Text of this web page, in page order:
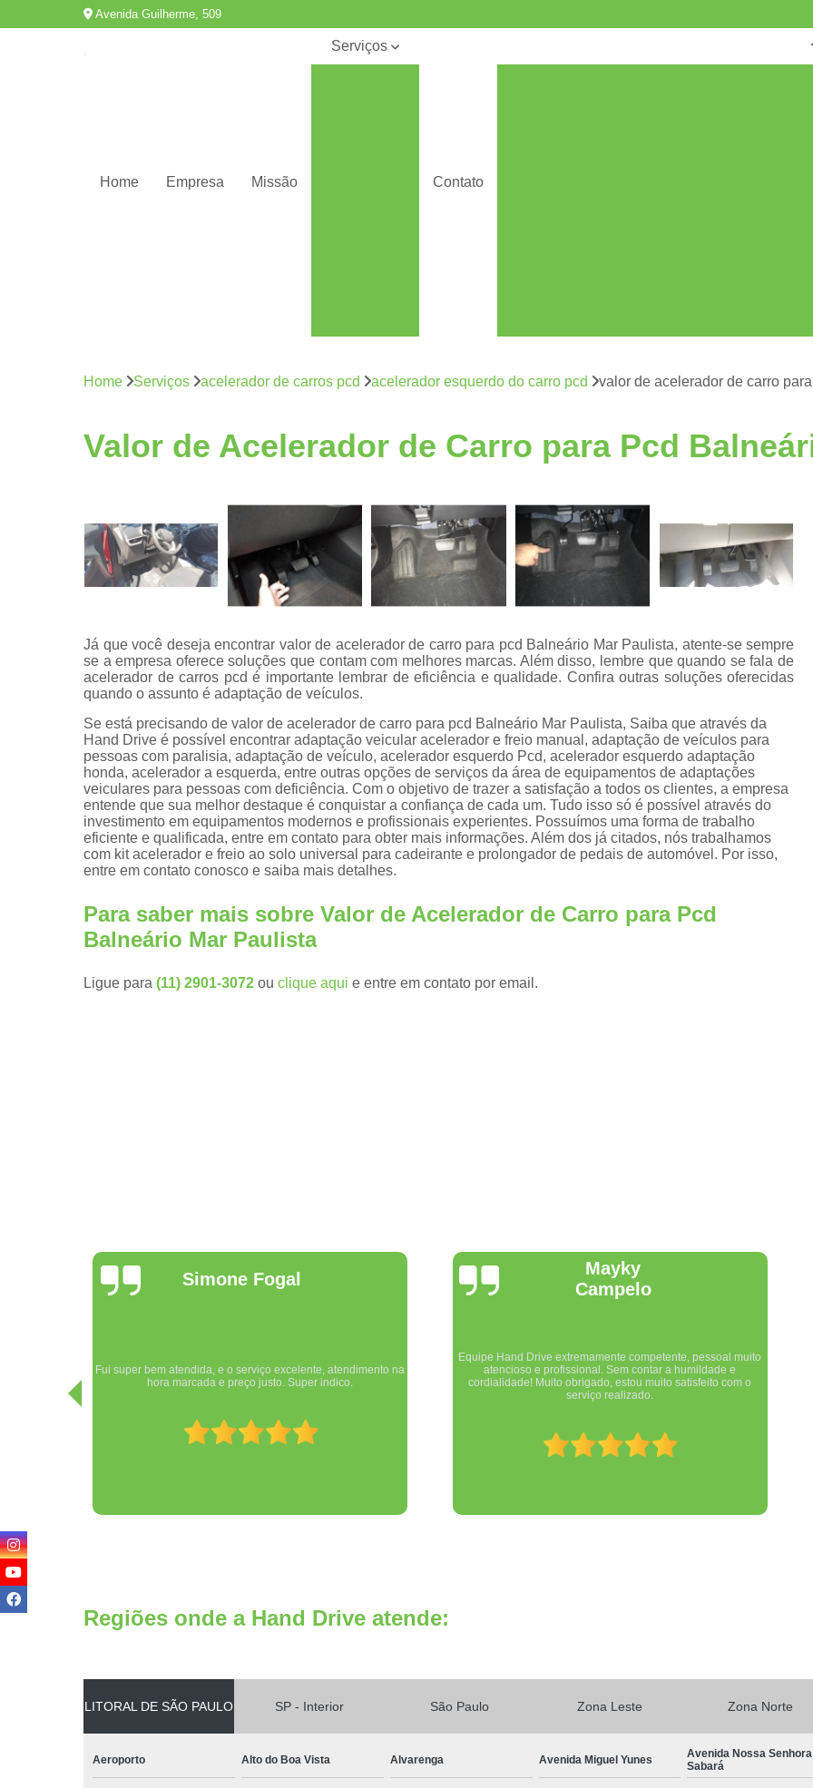
Avenida Guilherme, 509
Home Empresa Missão
Serviços
pcd
de veículos
Bancos
Câmeras de
Centrais de
multimídia
Central de
Central
multimídias
volante pcd
Comprar kit
aceleradores
e freios
manuais
Embreagens
eletrônicas
e freios
subida de
Contato
Acelerador e Freio Manual Solo
Acelerador a Esquerda
Acelerador a
Acelerador Esquerdo para Auto Escola
Acelerador Esquerdo Pcd
Acelerador Lado Esquerdo Adaptação
Acelerador Pedal Lado
Acessórios de Automotivos Pcd
Acessórios em Automotivos Pcd
Acessórios para Veículos Pcd
Adaptação de Veículo para Cadeirante
Adaptação de Veículos Cadeirantes
Adaptação de Veículos para Cadeirantes
Adaptação de
Adaptação de Veículos para
Adaptação de Veículos
Adaptação de Veículos para Pessoas com
Adaptação Veicular Acelerador e Freio Manual
Banco Giratório para Automóvel
Banco Giratório para Veículo
Banco
Câmera de Ré com Visor Pcd
Câmera de
Câmera de Ré Pcd
Câmera Ré com Sensor Pcd
Central de
Central de Comando
Central de Comando Eletrônico para Veículos
Home Serviços acelerador de carros pcd acelerador esquerdo do carro pcd valor de acelerador de carro
Valor de Acelerador de Carro para Pcd
Já que você deseja encontrar valor de acelerador de carro para pcd Balneário Mar Paulista, atente-se sempre
se a empresa oferece soluções que contam com melhores marcas. Além disso, lembre que quando se fala de
acelerador de carros pcd é importante lembrar de eficiência e qualidade. Confira outras soluções oferecidas
quando o assunto é adaptação de veículos.
Se está precisando de valor de acelerador de carro para pcd Balneário Mar Paulista, Saiba que através da
Hand Drive é possível encontrar adaptação veicular acelerador e freio manual, adaptação de veículos para
pessoas com paralisia, adaptação de veículo, acelerador esquerdo Pcd, acelerador esquerdo adaptação
honda, acelerador a esquerda, entre outras opções de serviços da área de equipamentos de adaptações
veiculares para pessoas com deficiência. Com o objetivo de trazer a satisfação a todos os clientes, a empresa
entende que sua melhor destaque é conquistar a confiança de cada um. Tudo isso só é possível através do
investimento em equipamentos modernos e profissionais experientes. Possuímos uma forma de trabalho
eficiente e qualificada, entre em contato para obter mais informações. Além dos já citados, nós trabalhamos
com kit acelerador e freio ao solo universal para cadeirante e prolongador de pedais de automóvel. Por isso,
entre em contato conosco e saiba mais detalhes.
Para saber mais sobre Valor de Acelerador de Carro para Pcd
Balneário Mar Paulista
Ligue para (11) 2901-3072 ou clique aqui e entre em contato por email.
Mayky
Campelo
atencioso e profissional. Sem contar a humildade e
cordialidade! Muito obrigado, estou muito satisfeito com o
Valmir Martins
Experiência nota 10. Comprei uma adaptação para meu carro,
veio na medida e no grau certinho. Trabalho muito bem feito,
de qualidade excelente.
Regiões onde a Hand Drive atende:
LITORAL DE SÃO PAULO SP - Interior São Paulo Zona Leste Zona Norte
Aeroporto Alto do Boa Vista Alvarenga Avenida Miguel Yunes
Avenida Nossa
Sabará